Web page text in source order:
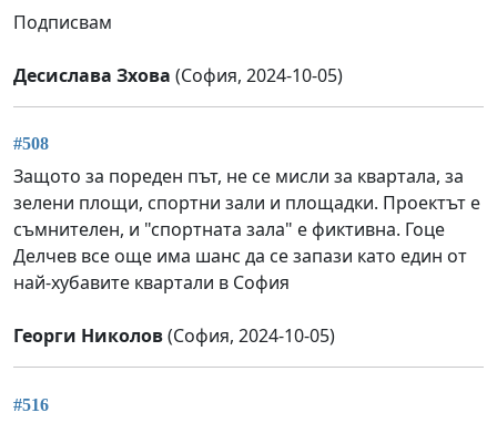
Подписвам
Десислава Зхова (София, 2024-10-05)
#508
Защото за пореден път, не се мисли за квартала, за
зелени площи, спортни зали и площадки. Проектът е
съмнителен, и "спортната зала" е фиктивна. Гоце
Делчев все още има шанс да се запази като един от
най-хубавите квартали в София
Георги Николов(София, 2024-10-05)
#516